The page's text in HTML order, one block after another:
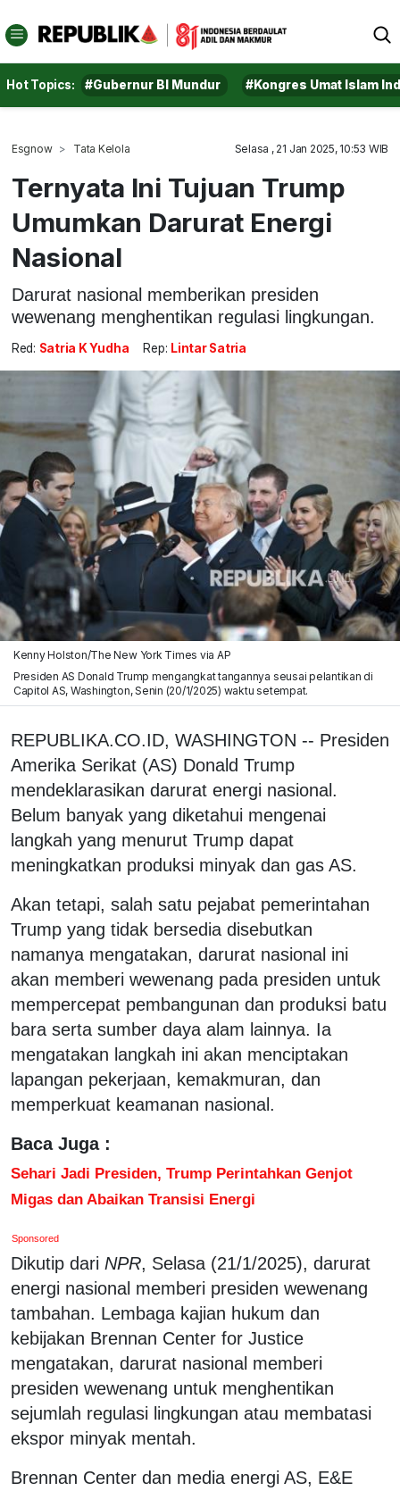
Hot Topics: #Gubernur BI Mundur #Kongres Umat Islam
Esgnow Tata Kelola Selasa , 21 Jan 2025, 10:53 WIB
Ternyata Ini Tujuan Trump
Umumkan Darurat Energi
Nasional
Darurat nasional memberikan presiden
wewenang menghentikan regulasi lingkungan.
Red: Satria K Yudha Rep: Lintar Satria
Kenny Holston/The New York Times via AP
Presiden AS Donald Trump mengangkat tangannya seusai pelantikan di
Capitol AS, Washington, Senin (20/1/2025) waktu setempat.
REPUBLIKA.CO.ID, WASHINGTON -- Presiden
Amerika Serikat (AS) Donald Trump
mendeklarasikan darurat energi nasional.
Belum banyak yang diketahui mengenai
langkah yang menurut Trump dapat
meningkatkan produksi minyak dan gas AS.
Akan tetapi, salah satu pejabat pemerintahan
Trump yang tidak bersedia disebutkan
namanya mengatakan, darurat nasional ini
akan memberi wewenang pada presiden untuk
mempercepat pembangunan dan produksi batu
bara serta sumber daya alam lainnya. Ia
mengatakan langkah ini akan menciptakan
lapangan pekerjaan, kemakmuran, dan
memperkuat keamanan nasional.
Baca Juga :
Sehari Jadi Presiden, Trump Perintahkan Genjot
Migas dan Abaikan Transisi Energi
Sponsored
Dikutip dari NPR, Selasa (21/1/2025), darurat
energi nasional memberi presiden wewenang
tambahan. Lembaga kajian hukum dan
kebijakan Brennan Center for Justice
mengatakan, darurat nasional memberi
presiden wewenang untuk menghentikan
sejumlah regulasi lingkungan atau membatasi
ekspor minyak mentah.
Brennan Center dan media energi AS, E&E